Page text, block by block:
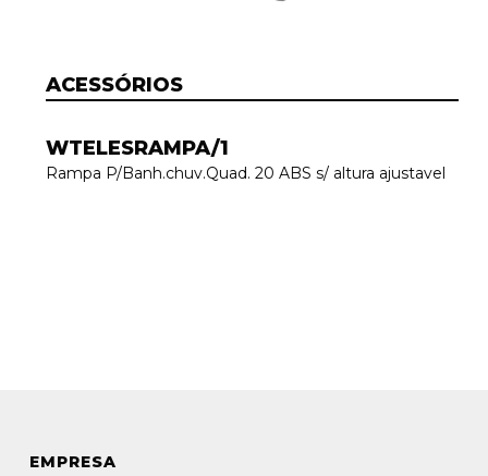
ACESSÓRIOS
WTELESRAMPA/1
Rampa P/Banh.chuv.Quad. 20 ABS s/ altura ajustavel
EMPRESA